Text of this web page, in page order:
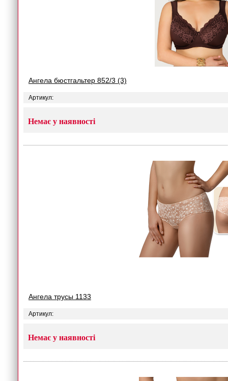
Ангела бюстгальтер 852/3 (3)
Артикул:
Немає у наявності
Ангела трусы 1133
Артикул:
Немає у наявності